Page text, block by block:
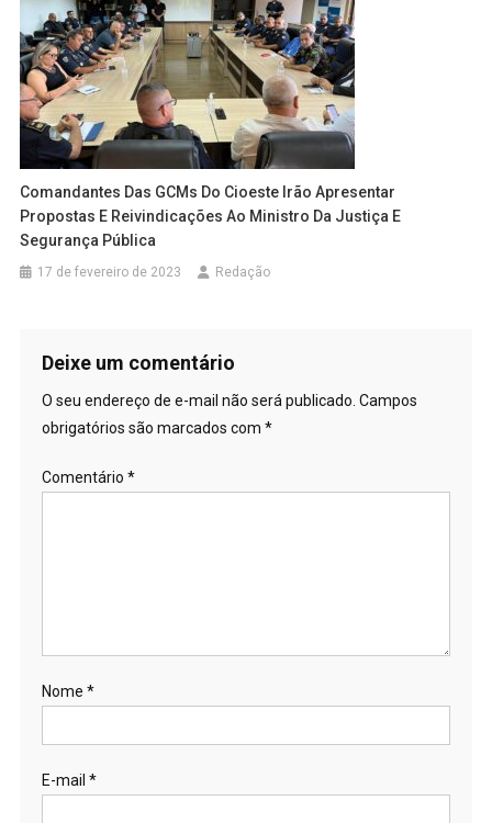
Comandantes Das GCMs Do Cioeste Irão Apresentar
Propostas E Reivindicações Ao Ministro Da Justiça E
Segurança Pública
17 de fevereiro de 2023 Redação
Deixe um comentário
O seu endereço de e-mail não será publicado. Campos
obrigatórios são marcados com *
Comentário *
Nome *
E-mail *